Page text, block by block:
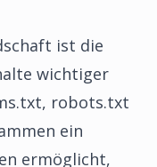
ist die
wichtiger
robots.txt
ein
ermöglicht,